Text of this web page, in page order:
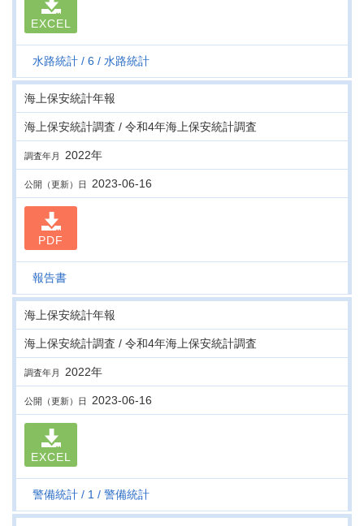
EXCEL
水路統計 6 水路統計
海上保安統計年報
海上保安統計調査 / 令和4年海上保安統計調査
調査年月 2022年
公開（更新）日 2023-06-16
PDF
報告書
海上保安統計年報
海上保安統計調査 / 令和4年海上保安統計調査
調査年月 2022年
公開（更新）日 2023-06-16
EXCEL
警備統計 1 警備統計